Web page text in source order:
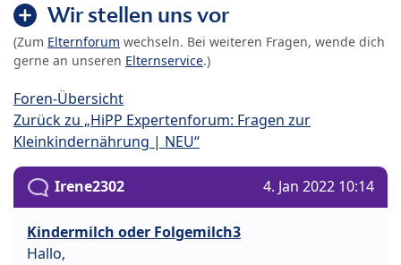
Wir stellen uns vor
(Zum Elternforum wechseln. Bei weiteren Fragen, wende dich
gerne an unseren Elternservice.)
Foren-Übersicht
Zurück zu „HiPP Expertenforum: Fragen zur
Kleinkindernährung | NEU“
Irene2302 4. Jan 2022 10:14
Kindermilch oder Folgemilch3
Hallo,